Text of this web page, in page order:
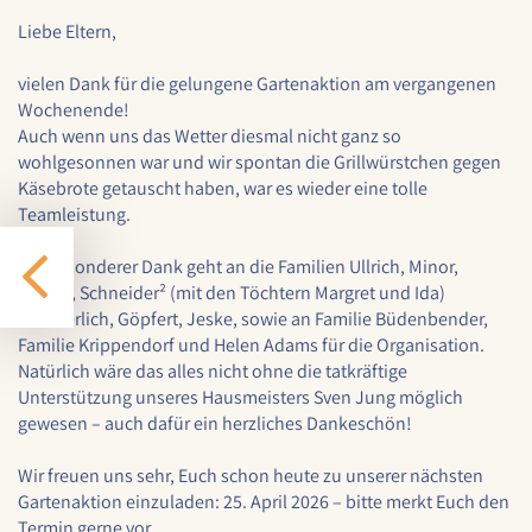
Liebe Eltern,
vielen Dank für die gelungene Gartenaktion am vergangenen
Wochenende!
Auch wenn uns das Wetter diesmal nicht ganz so
wohlgesonnen war und wir spontan die Grillwürstchen gegen
Käsebrote getauscht haben, war es wieder eine tolle
Teamleistung.
Ein besonderer Dank geht an die Familien Ullrich, Minor,
Höfner, Schneider² (mit den Töchtern Margret und Ida)
Wunderlich, Göpfert, Jeske, sowie an Familie Büdenbender,
Familie Krippendorf und Helen Adams für die Organisation.
Natürlich wäre das alles nicht ohne die tatkräftige
Unterstützung unseres Hausmeisters Sven Jung möglich
gewesen – auch dafür ein herzliches Dankeschön!
Wir freuen uns sehr, Euch schon heute zu unserer nächsten
Gartenaktion einzuladen: 25. April 2026 – bitte merkt Euch den
Cookie Laufzeit:
EXTERNE MEDIEN
Um Inhalte von externen Plattformen anzeigen zu
können, werden von diesen externen Medien
Nextcloud Kalender
Name:
nextcloud
Zweck:
Einverständnis-Optionen des Benutzers für
das Laden des Nextcloud-Kalenders